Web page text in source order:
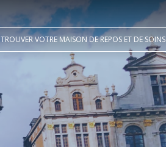
TROUVER VOTRE MAISON DE REPOS ET DE SOINS